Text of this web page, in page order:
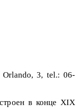
Orlando, 3, tel.: 06-
в конце XIX